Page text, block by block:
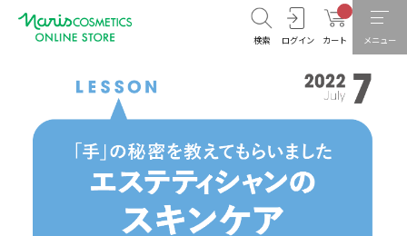
検索 ログイン カート メニュー